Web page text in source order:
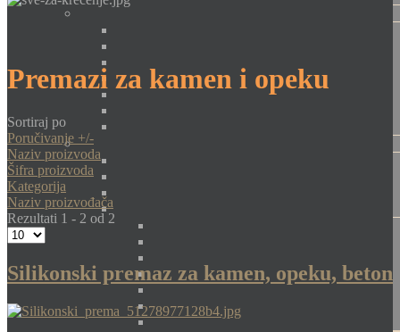
Premazi za kamen i opeku
Sortiraj po
Poručivanje +/-
Naziv proizvoda
Šifra proizvoda
Kategorija
Naziv proizvođača
Rezultati 1 - 2 od 2
Silikonski premaz za kamen, opeku, beton